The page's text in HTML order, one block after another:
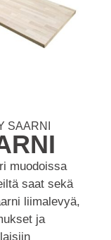
SAARNI
muodoissa
saat sekä
liimalevyä,
ja